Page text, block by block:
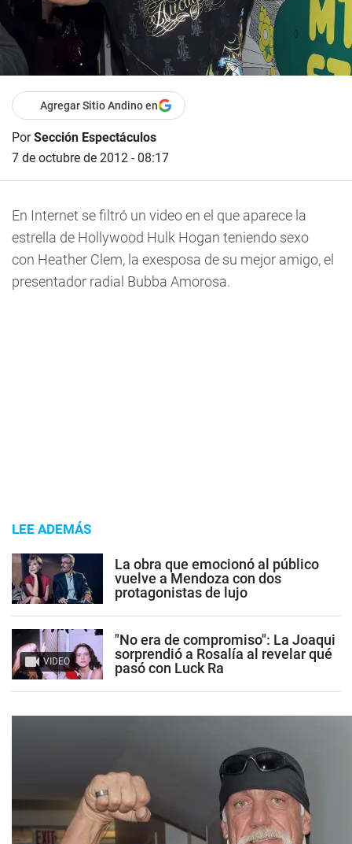
Agregar Sitio Andino en
PorSección Espectáculos
7 de octubre de 2012 - 08:17
En Internet se filtró un video en el que aparece la
estrella de Hollywood Hulk Hogan teniendo sexo
con Heather Clem, la exesposa de su mejor amigo, el
presentador radial Bubba Amorosa.
LEE ADEMÁS
La obra que emocionó al público
vuelve a Mendoza con dos
protagonistas de lujo
VIDEO
"No era de compromiso": La Joaqui
sorprendió a Rosalía al revelar qué
pasó con Luck Ra